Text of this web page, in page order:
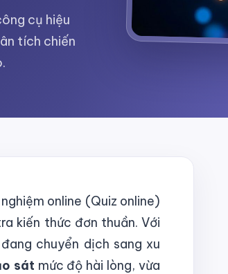
cụ hiệu
tích chiến
online (Quiz online)
kiến thức đơn thuần. Với
chuyển dịch sang xu
sát mức độ hài lòng, vừa